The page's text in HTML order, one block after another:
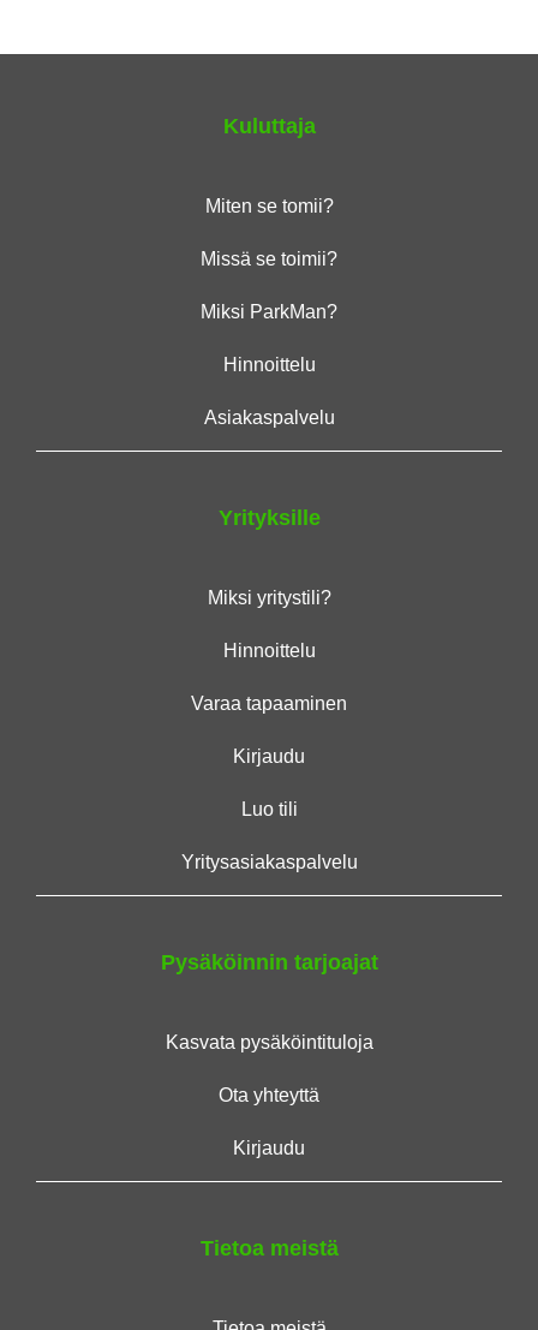
Kuluttaja
Miten se tomii?
Missä se toimii?
Miksi ParkMan?
Hinnoittelu
Asiakaspalvelu
Yrityksille
Miksi yritystili?
Hinnoittelu
Varaa tapaaminen
Kirjaudu
Luo tili
Yritysasiakaspalvelu
Pysäköinnin tarjoajat
Kasvata pysäköintituloja
Ota yhteyttä
Kirjaudu
Tietoa meistä